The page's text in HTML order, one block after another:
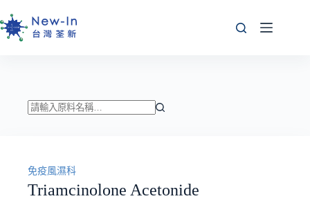
至
主
符
合
免疫風濕科
Triamcinolone Acetonide